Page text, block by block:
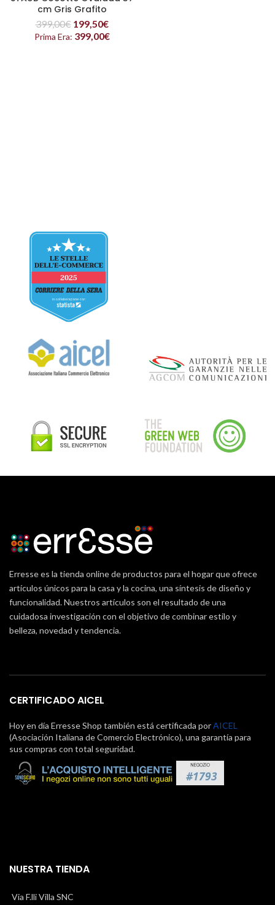
cm Gris Grafito
399,00€ 199,50€
Prima Era: 399,00€
Erresse es la tienda online de productos para el hogar que ofrece
artículos únicos para la casa y la cocina, una síntesis de diseño y
funcionalidad. Nuestros artículos son el resultado de una
cuidadosa investigación con el objetivo de combinar estilo y
belleza, novedad y tendencia.
CERTIFICADO AICEL
Hoy en día Erresse Shop también está certificada porAICEL
(Asociación Italiana de Comercio Electrónico), una garantía para
sus compras con total seguridad.
NUESTRA TIENDA
Via F.lli Villa SNC